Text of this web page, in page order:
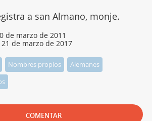
a san Almano, monje.
de marzo de 2011
21 de marzo de 2017
Nombres propios
Alemanes
COMENTAR